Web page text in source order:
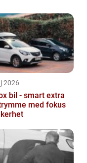
2026
bil - smart extra
med fokus